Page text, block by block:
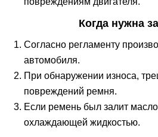
Когда нужна
Согласно регламенту
автомобиля.
При обнаружении износа,
повреждений ремня.
Если ремень был залит
охлаждающей жидкостью.